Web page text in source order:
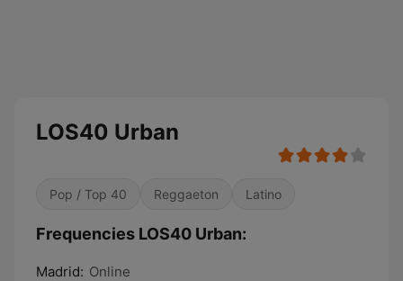
LOS40 Urban
Pop / Top 40 Reggaeton Latino
Frequencies LOS40 Urban:
Madrid: Online